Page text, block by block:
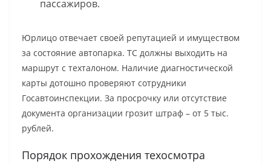
пассажиров.
Юрлицо отвечает своей репутацией и имуществом
за состояние автопарка. ТС должны выходить на
маршрут с техталоном. Наличие диагностической
карты дотошно проверяют сотрудники
Госавтоинспекции. За просрочку или отсутствие
документа организации грозит штраф – от 5 тыс.
рублей.
Порядок прохождения техосмотра